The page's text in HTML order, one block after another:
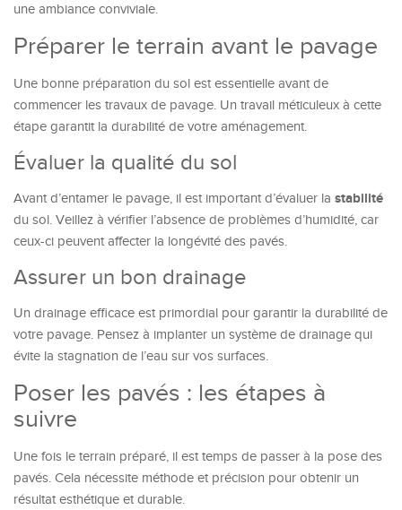
une ambiance conviviale.
Préparer le terrain avant le pavage
Une bonne préparation du sol est essentielle avant de
commencer les travaux de pavage. Un travail méticuleux à cette
étape garantit la durabilité de votre aménagement.
Évaluer la qualité du sol
Avant d’entamer le pavage, il est important d’évaluer la stabilité
du sol. Veillez à vérifier l’absence de problèmes d’humidité, car
ceux-ci peuvent affecter la longévité des pavés.
Assurer un bon drainage
Un drainage efficace est primordial pour garantir la durabilité de
votre pavage. Pensez à implanter un système de drainage qui
évite la stagnation de l’eau sur vos surfaces.
Poser les pavés : les étapes à
suivre
Une fois le terrain préparé, il est temps de passer à la pose des
pavés. Cela nécessite méthode et précision pour obtenir un
résultat esthétique et durable.